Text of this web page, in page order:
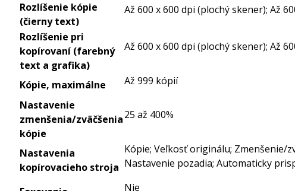
Rozlíšenie kópie
(čierny text)
Až 600 x 600 dpi (plochý skener); Až
Rozlíšenie pri
kopírovaní (farebný
text a grafika)
Až 600 x 600 dpi (plochý skener); Až
Kópie, maximálne
Až 999 kópií
Nastavenie
zmenšenia/zväčšenia
kópie
25 až 400%
Nastavenia
kopírovacieho stroja
Kópie; Veľkosť originálu; Zmenšenie/
Nastavenie pozadia; Automaticky
Nie